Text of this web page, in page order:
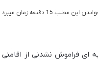
این مطلب 15 دقیقه زمان میبرد
ای فراموش نشدنی از اقامتی